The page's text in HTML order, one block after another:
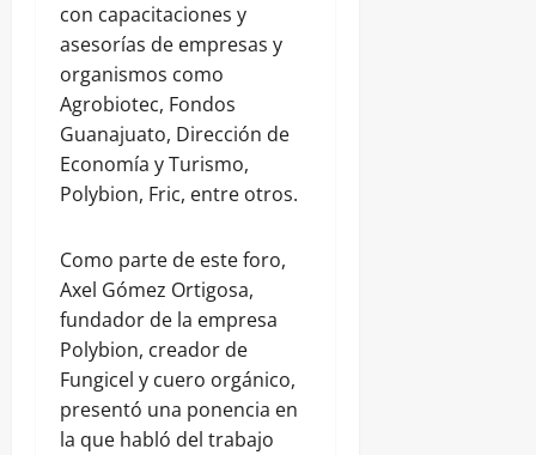
con capacitaciones y
asesorías de empresas y
organismos como
Agrobiotec, Fondos
Guanajuato, Dirección de
Economía y Turismo,
Polybion, Fric, entre otros.
Como parte de este foro,
Axel Gómez Ortigosa,
fundador de la empresa
Polybion, creador de
Fungicel y cuero orgánico,
presentó una ponencia en
la que habló del trabajo